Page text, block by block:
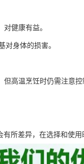
健康有益。
对身体的损害。
高温烹饪时仍需注意控
所差异，在选择和使